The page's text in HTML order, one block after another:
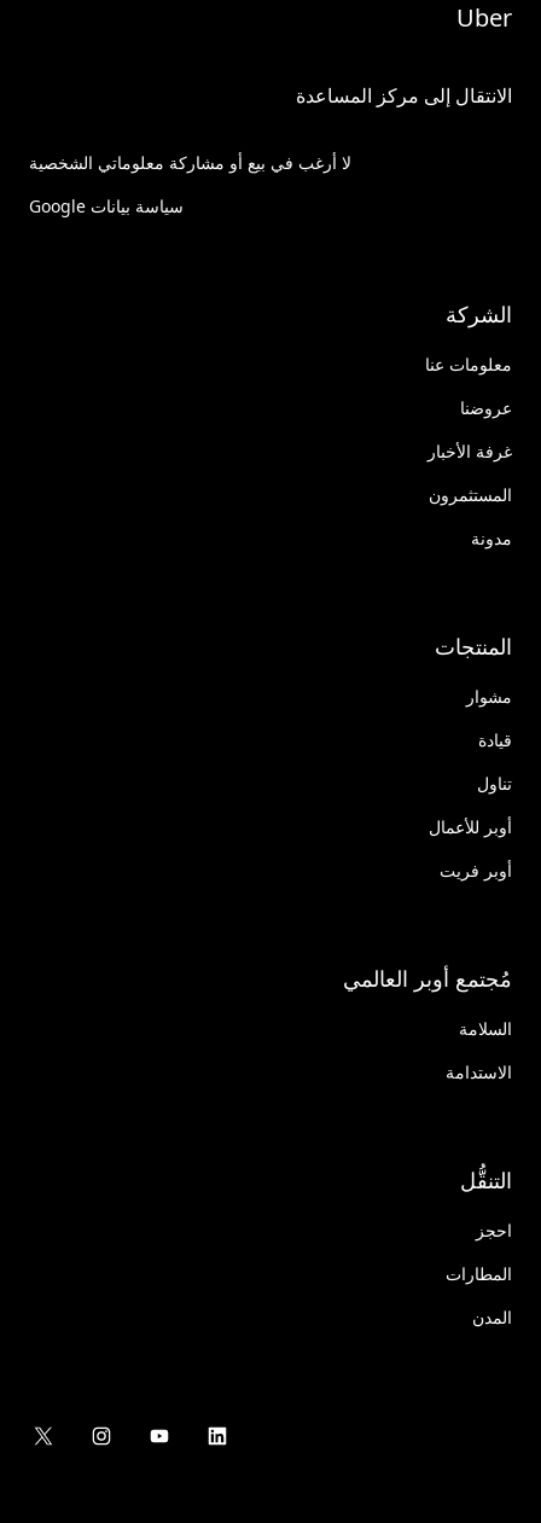
Uber
الانتقال إلى مركز المساعدة
لا أرغب في بيع أو مشاركة معلوماتي الشخصية
سياسة بيانات Google
الشركة
معلومات عنا
عروضنا
غرفة الأخبار
المستثمرون
مدونة
المنتجات
مشوار
قيادة
تناول
أوبر للأعمال
أوبر فريت
مُجتمع أوبر العالمي
السلامة
الاستدامة
التنقُّل
احجز
المطارات
المدن